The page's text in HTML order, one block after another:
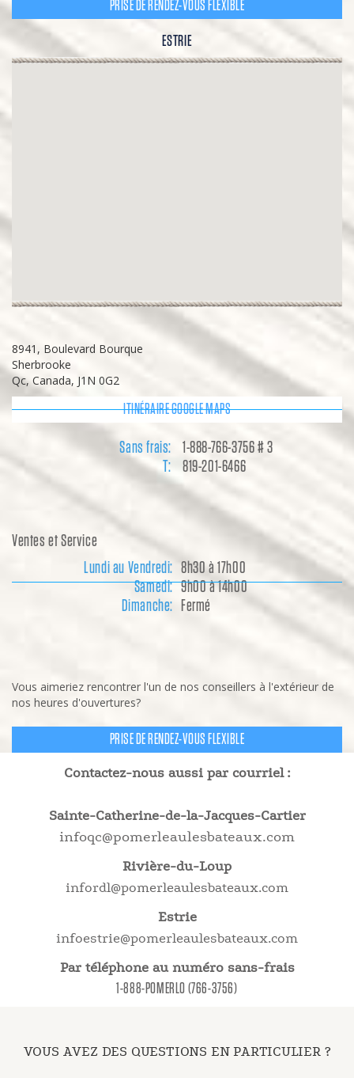
PRISE DE RENDEZ-VOUS FLEXIBLE
ESTRIE
8941, Boulevard Bourque
Sherbrooke
Qc, Canada, J1N 0G2
ITINÉRAIRE GOOGLE MAPS
Sans frais:
1-888-766-3756 # 3
T:
819-201-6466
Ventes et Service
Lundi au Vendredi: 8h30 à 17h00
Samedi: 9h00 à 14h00
Dimanche:
Fermé
Vous aimeriez rencontrer l'un de nos conseillers à l'extérieur de
nos heures d'ouvertures?
PRISE DE RENDEZ-VOUS FLEXIBLE
Contactez-nous aussi par courriel :
Sainte-Catherine-de-la-Jacques-Cartier
infoqc@pomerleaulesbateaux.com
Rivière-du-Loup
infordl@pomerleaulesbateaux.com
Estrie
infoestrie@pomerleaulesbateaux.com
Par téléphone au numéro sans-frais
1-888-POMERLO (766-3756)
VOUS AVEZ DES QUESTIONS EN PARTICULIER ?